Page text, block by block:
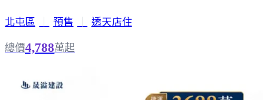
北屯區 預售 透天店住
總價4,788萬起